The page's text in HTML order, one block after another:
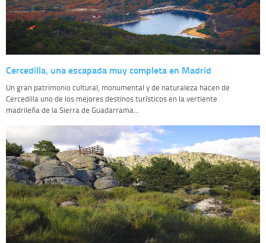
Cercedilla, una escapada muy completa en Madrid
Un gran patrimonio cultural, monumental y de naturaleza hacen de
Cercedilla uno de los mejores destinos turísticos en la vertiente
madrileña de la Sierra de Guadarrama...